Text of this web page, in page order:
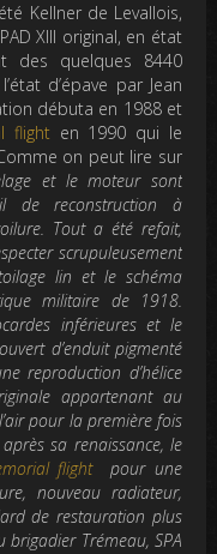
Kellner de Levallois,
XIII original, en état
des quelques 8440
d’épave par Jean
débuta en 1988 et
flighten 1990 qui le
on peut lire sur
et le moteur sont
de reconstruction à
Tout a été refait,
scrupuleusement
lin et le schéma
militaire de 1918.
inférieures et le
d’enduit pigmenté
reproduction d’hélice
appartenant au
pour la première fois
sa renaissance, le
flightpour une
nouveau radiateur,
de restauration plus
Trémeau, SPA